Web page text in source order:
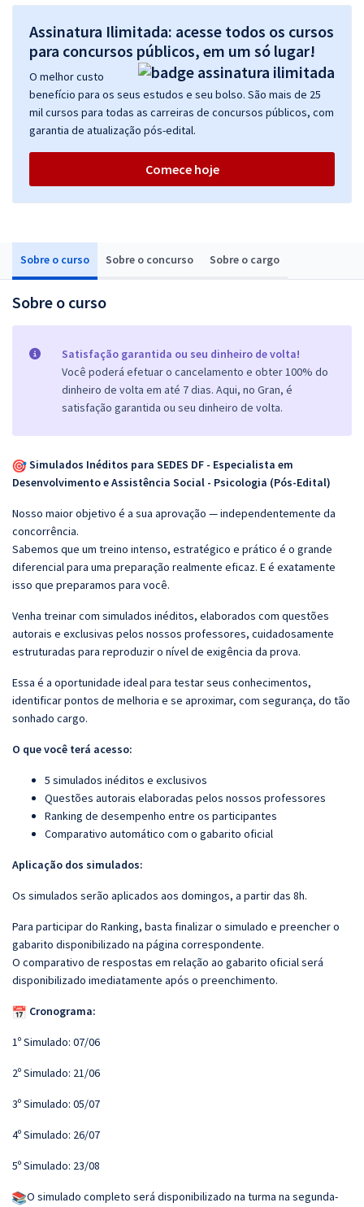
Sobre o curso Sobre o concurso Sobre o cargo
Sobre o curso
Satisfação garantida ou seu dinheiro de volta!
Você poderá efetuar o cancelamento e obter 100% do
dinheiro de volta em até 7 dias. Aqui, no Gran, é
satisfação garantida ou seu dinheiro de volta.
Simulados Inéditos para SEDES DF - Especialista em
Desenvolvimento e Assistência Social - Psicologia (Pós-Edital)
Nosso maior objetivo é a sua aprovação — independentemente da
concorrência.
Sabemos que um treino intenso, estratégico e prático é o grande
diferencial para uma preparação realmente eficaz. E é exatamente
isso que preparamos para você.
Venha treinar com simulados inéditos, elaborados com questões
autorais e exclusivas pelos nossos professores, cuidadosamente
estruturadas para reproduzir o nível de exigência da prova.
Essa é a oportunidade ideal para testar seus conhecimentos,
identificar pontos de melhoria e se aproximar, com segurança, do tão
sonhado cargo.
O que você terá acesso:
5 simulados inéditos e exclusivos
Questões autorais elaboradas pelos nossos professores
Ranking de desempenho entre os participantes
Comparativo automático com o gabarito oficial
Aplicação dos simulados:
Os simulados serão aplicados aos domingos, a partir das 8h.
Para participar do Ranking, basta finalizar o simulado e preencher o
gabarito disponibilizado na página correspondente.
O comparativo de respostas em relação ao gabarito oficial será
disponibilizado imediatamente após o preenchimento.
Cronograma:
1º Simulado: 07/06
2º Simulado: 21/06
3º Simulado: 05/07
4º Simulado: 26/07
5º Simulado: 23/08
O simulado completo será disponibilizado na turma na segunda-
Assinatura Ilimitada: acesse todos os cursos
para concursos públicos, em um só lugar!
O melhor custo
benefício para os seus estudos e seu bolso. São mais de 25
mil cursos para todas as carreiras de concursos públicos, com
garantia de atualização pós-edital.
Comece hoje